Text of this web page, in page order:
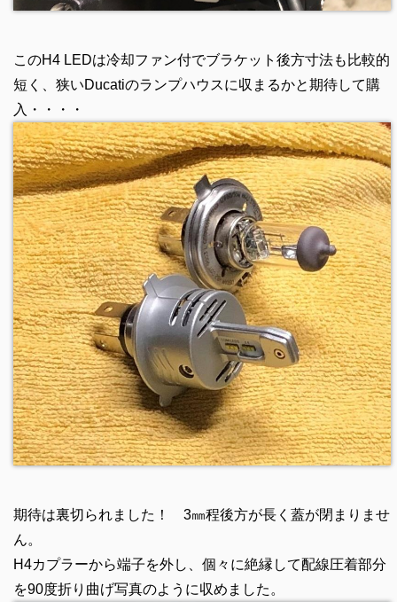
このH4 LEDは冷却ファン付でブラケット後方寸法も比較的
短く、狭いDucatiのランプハウスに収まるかと期待して購
入・・・・
期待は裏切られました！ 3㎜程後方が長く蓋が閉まりませ
ん。
H4カプラーから端子を外し、個々に絶縁して配線圧着部分
を90度折り曲げ写真のように収めました。